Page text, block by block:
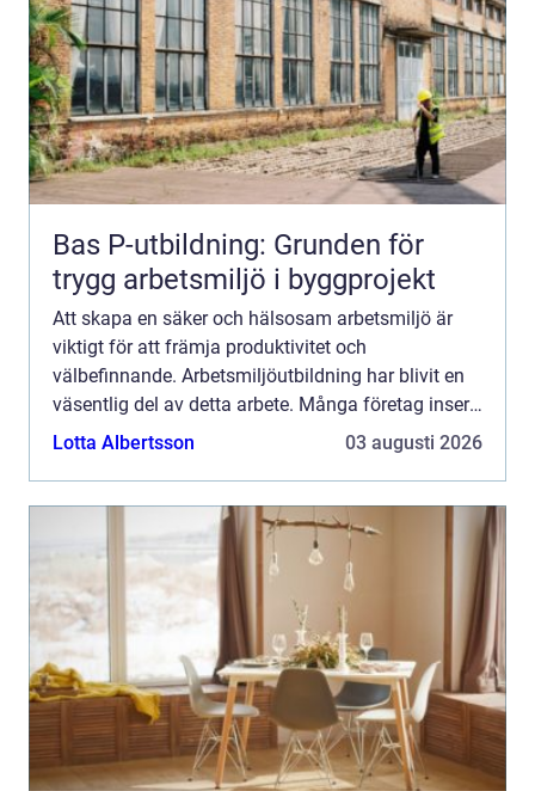
Bas P-utbildning: Grunden för
trygg arbetsmiljö i byggprojekt
Att skapa en säker och hälsosam arbetsmiljö är
viktigt för att främja produktivitet och
välbefinnande. Arbetsmiljöutbildning har blivit en
väsentlig del av detta arbete. Många företag inser
att ...
Lotta Albertsson 03 augusti 2026